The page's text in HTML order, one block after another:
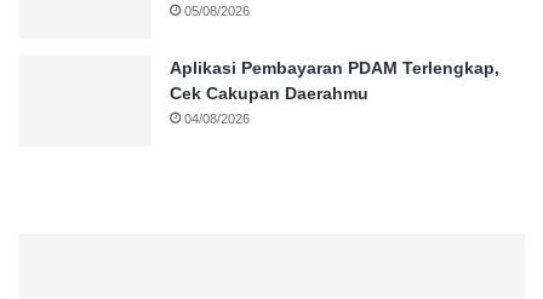
05/08/2026
Aplikasi Pembayaran PDAM Terlengkap,
Cek Cakupan Daerahmu
04/08/2026